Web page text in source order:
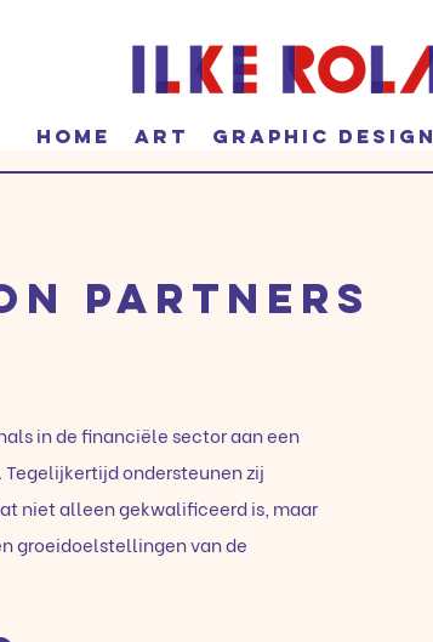
HOME ART GRAPHIC DESIGN
partners
in de financiële sector aan een
ondersteunen zij
niet alleen gekwalificeerd is, maar
groeidoelstellingen van de